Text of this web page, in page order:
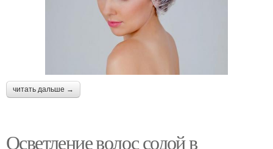
читать дальше →
Осветление волос содой в